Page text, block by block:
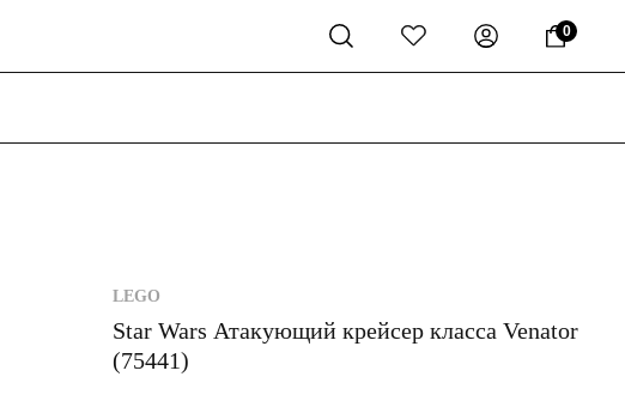
0
Star Wars Атакующий крейсер класса Venator
(75441)
LEGO